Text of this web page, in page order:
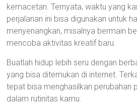
kemacetan. Ternyata, waktu yang
perjalanan ini bisa digunakan untuk
menyenangkan, misalnya bermain
mencoba aktivitas kreatif baru.
Buatlah hidup lebih seru dengan
yang bisa ditemukan di internet.
tepat bisa menghasilkan perubahan
dalam rutinitas kamu.